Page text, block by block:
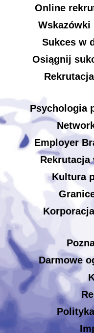
Online
Wskazówki
Sukces w
Osiągnij
Psychologia
Employer
Kultura
Darmowe